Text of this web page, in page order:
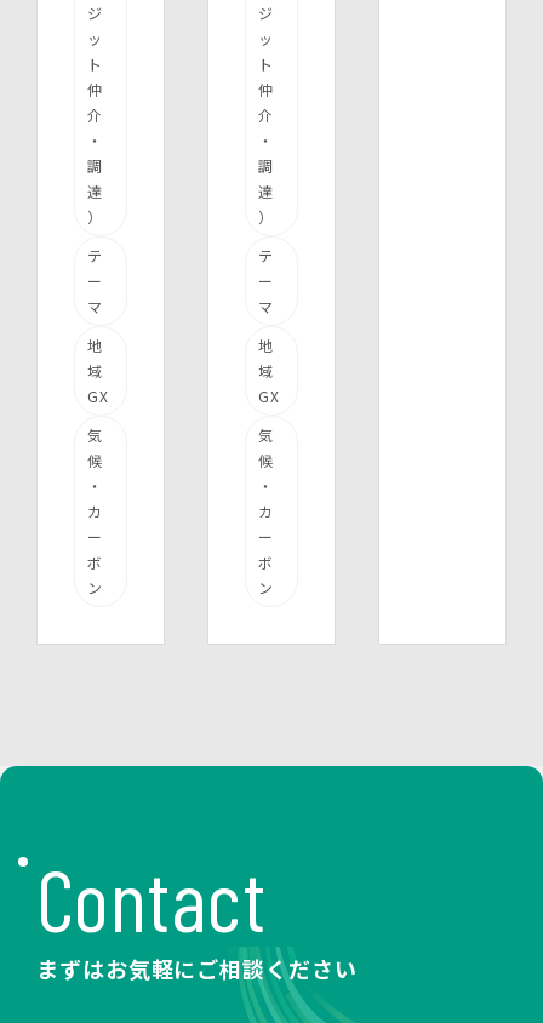
ジ
ッ
ト
仲
介
・
調
達
）
テ
ー
マ
地
域
GX
気
候
・
カ
ー
ボ
ン
ジ
ッ
ト
仲
介
・
調
達
）
テ
ー
マ
地
域
GX
気
候
・
カ
ー
ボ
ン
Contact
まずはお気軽にご相談ください